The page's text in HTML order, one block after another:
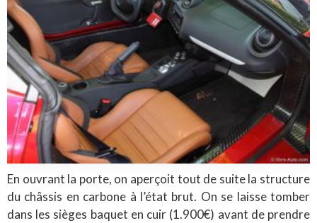
En ouvrant la porte, on aperçoit tout de suite la structure
du châssis en carbone à l’état brut. On se laisse tomber
dans les sièges baquet en cuir (1.900€) avant de prendre